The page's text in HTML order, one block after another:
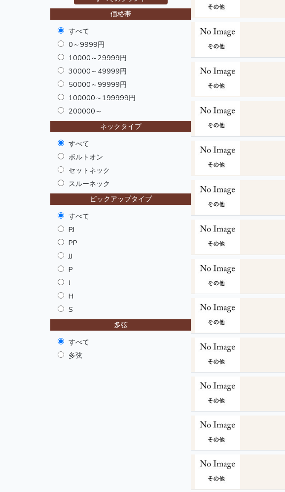
価格帯
すべて
0～9999円
10000～29999円
30000～49999円
50000～99999円
100000～199999円
200000～
ネックタイプ
すべて
ボルトオン
セットネック
スルーネック
ピックアップタイプ
すべて
PJ
PP
JJ
P
J
H
S
多弦
すべて
多弦